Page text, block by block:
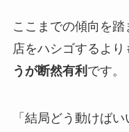
ここまでの傾向を
店をハシゴするより
うが断然有利 です。
「結局どう動けば